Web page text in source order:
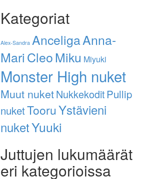
Kategoriat
Alex-Sandra AnceligaAnna-
MariCleoMiku Miyuki
Monster High nuket
Muut nuketNukkekoditPullip
nuketTooruYstävieni
nuketYuuki
Juttujen lukumäärät
eri kategorioissa